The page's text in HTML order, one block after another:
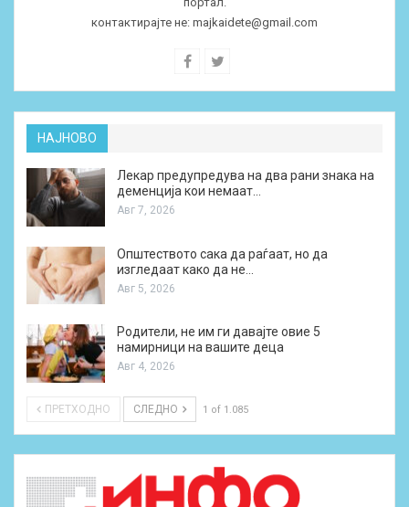
контактирајте не: majkaidete@gmail.com
НАЈНОВО
Лекар предупредува на два рани знака на
деменција кои немаат…
Авг 7, 2026
Општеството сака да раѓаат, но да
изгледаат како да не…
Авг 5, 2026
Родители, не им ги давајте овие 5
намирници на вашите деца
Авг 4, 2026
ПРЕТХОДНО СЛЕДНО 1 of 1.085